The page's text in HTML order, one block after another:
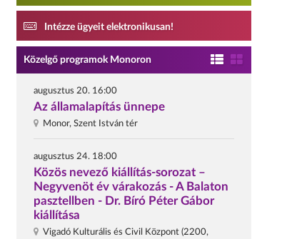
Intézze ügyeit elektronikusan!
Közelgő programok Monoron
augusztus 20. 16:00
Az államalapítás ünnepe
Monor, Szent István tér
augusztus 24. 18:00
Közös nevező kiállítás-sorozat –
Negyvenöt év várakozás - A Balaton
pasztellben - Dr. Bíró Péter Gábor
kiállítása
Vigadó Kulturális és Civil Központ (2200,